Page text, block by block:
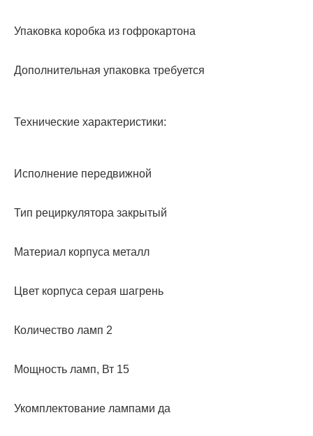
Упаковка коробка из гофрокартона
Дополнительная упаковка требуется
Технические характеристики:
Исполнение передвижной
Тип рециркулятора закрытый
Материал корпуса металл
Цвет корпуса серая шагрень
Количество ламп 2
Мощность ламп, Вт 15
Укомплектование лампами да